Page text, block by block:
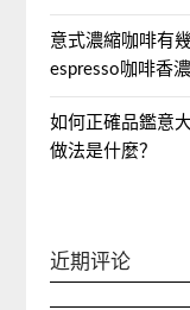
意式濃縮咖啡有
espresso咖啡香濃
如何正確品鑑意
做法是什麼？
近期评论